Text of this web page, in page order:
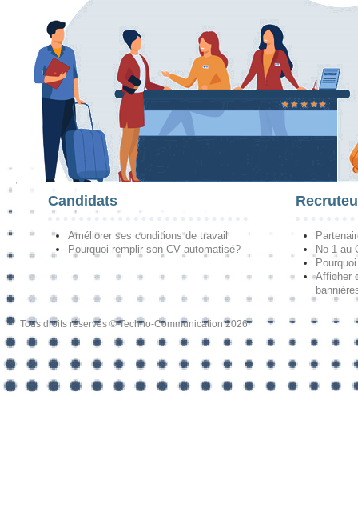
Candidats
Améliorer ses conditions de travail
Pourquoi remplir son CV automatisé?
No 1 au
Afficher
Tous droits réservés © Techno-Communication 2026